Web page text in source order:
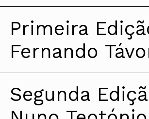
Primeira
Fernando
Segunda